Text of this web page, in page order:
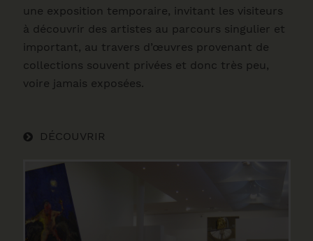
une exposition temporaire, invitant les visiteurs
à découvrir des artistes au parcours singulier et
important, au travers d’œuvres provenant de
collections souvent privées et donc très peu,
voire jamais exposées.
DÉCOUVRIR